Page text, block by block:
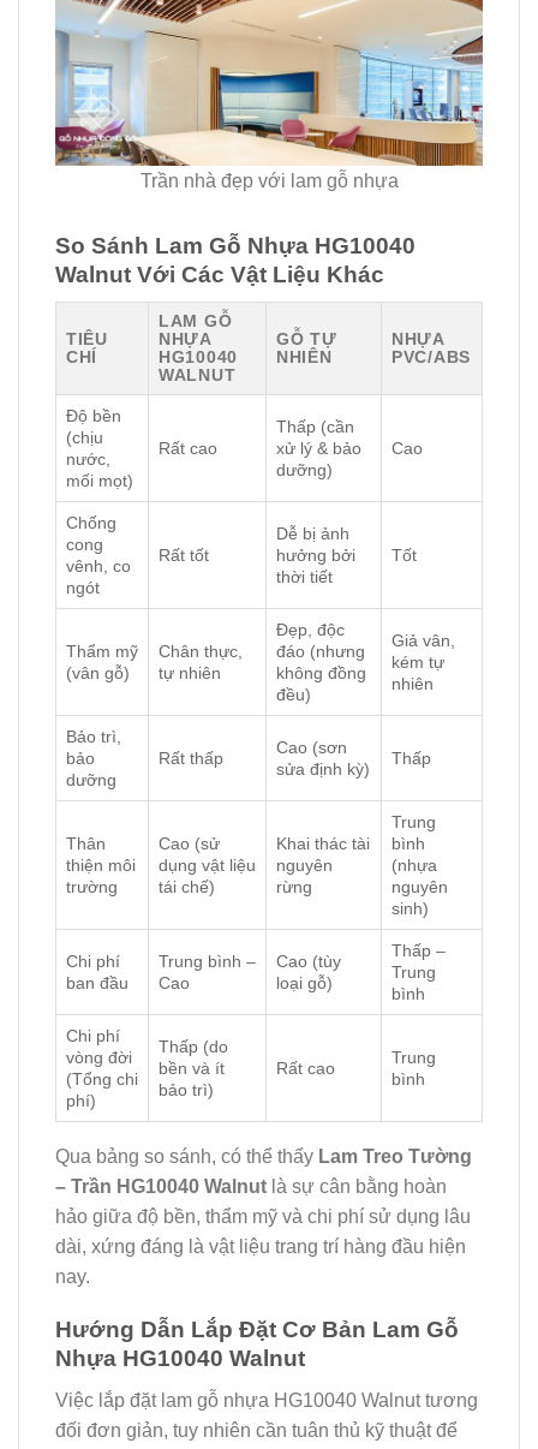
Trần nhà đẹp với lam gỗ nhựa
So Sánh Lam Gỗ Nhựa HG10040
Walnut Với Các Vật Liệu Khác
TIÊU
CHÍ
LAM GỖ
NHỰA
HG10040
WALNUT
GỖ TỰ
NHIÊN
NHỰA
PVC/ABS
Độ bền
(chịu
nước,
mối mọt)
Rất cao
Thấp (cần
xử lý & bảo
dưỡng)
Cao
Chống
cong
vênh, co
ngót
Rất tốt
Dễ bị ảnh
hưởng bởi
thời tiết
Tốt
Thẩm mỹ
(vân gỗ)
Chân thực,
tự nhiên
Đẹp, độc
đáo (nhưng
không đồng
đều)
Giả vân,
kém tự
nhiên
Bảo trì,
bảo
dưỡng
Rất thấp
Cao (sơn
sửa định kỳ)
Thấp
Thân
thiện môi
trường
Cao (sử
dụng vật liệu
tái chế)
Khai thác tài
nguyên
rừng
Trung
bình
(nhựa
nguyên
sinh)
Chi phí
ban đầu
Trung bình –
Cao
Cao (tùy
loại gỗ)
Thấp –
Trung
bình
Chi phí
vòng đời
(Tổng chi
phí)
Thấp (do
bền và ít
bảo trì)
Rất cao
Trung
bình
Qua bảng so sánh, có thể thấy Lam Treo Tường
– Trần HG10040 Walnut là sự cân bằng hoàn
hảo giữa độ bền, thẩm mỹ và chi phí sử dụng lâu
dài, xứng đáng là vật liệu trang trí hàng đầu hiện
nay.
Hướng Dẫn Lắp Đặt Cơ Bản Lam Gỗ
Nhựa HG10040 Walnut
Việc lắp đặt lam gỗ nhựa HG10040 Walnut tương
đối đơn giản, tuy nhiên cần tuân thủ kỹ thuật để